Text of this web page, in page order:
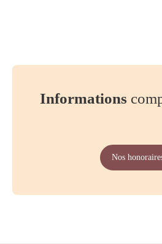
Informations
Nos